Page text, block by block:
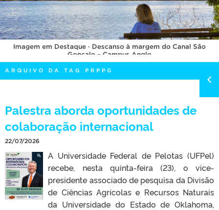
EDITAIS
INTERNACIONAL
OUVIDORIA
PORTARIAS
TELEFONES
Imagem em Destaque · Descanso à margem do Canal São
Gonçalo – Campus Anglo
ARQUIVO DA TAG PRPPG
Palestra aborda oportunidades de
colaboração internacional
22/07/2026
A Universidade Federal de Pelotas (UFPel)
recebe, nesta quinta-feira (23), o vice-
presidente associado de pesquisa da Divisão
de Ciências Agrícolas e Recursos Naturais
da Universidade do Estado de Oklahoma,